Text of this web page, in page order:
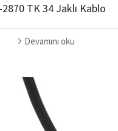
2870 TK 34 Jaklı Kablo
Devamını oku